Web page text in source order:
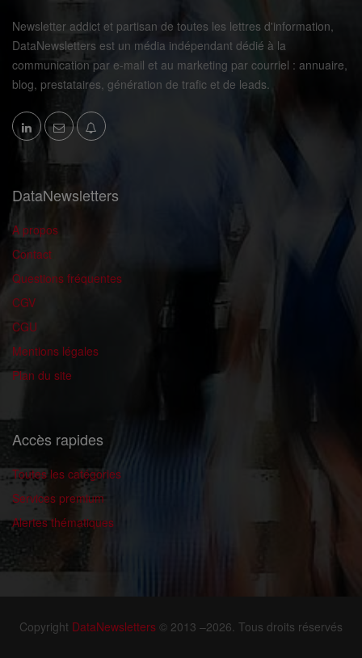
Newsletter addict et partisan de toutes les lettres d'information,
DataNewsletters est un média indépendant dédié à la
communication par e-mail et au marketing par courriel : annuaire,
blog, prestataires, génération de trafic et de leads.
DataNewsletters
A propos
Contact
Questions fréquentes
CGV
CGU
Mentions légales
Plan du site
Accès rapides
Toutes les catégories
Services premium
Alertes thématiques
Copyright DataNewsletters © 2013 –2026. Tous droits réservés